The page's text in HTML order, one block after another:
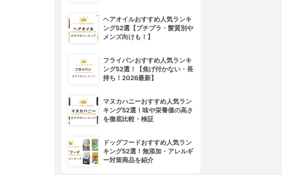
ヘアオイルおすすめ人気ランキ
ング52選【プチプラ・髪質別や
メンズ向けも！】
フライパンおすすめ人気ランキ
ング52選！【焦げ付かない・長
持ち！2026最新】
マヌカハニーおすすめ人気ラン
キング52選！味や栄養価の高さ
を徹底比較・検証
ドッグフードおすすめ人気ラン
キング52選！無添加・アレルギ
ー対策商品を紹介